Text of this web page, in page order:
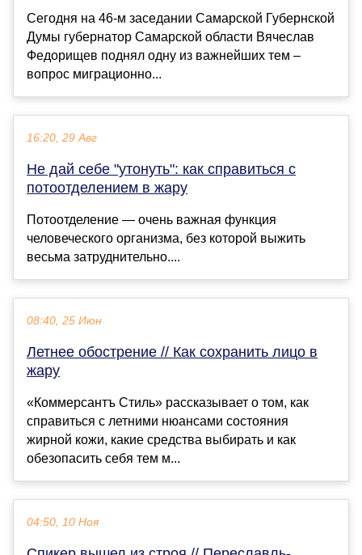
Сегодня на 46-м заседании Самарской Губернской
Думы губернатор Самарской области Вячеслав
Федорищев поднял одну из важнейших тем –
вопрос миграционно...
16:20, 29 Авг
Не дай себе "утонуть": как справиться с
потоотделением в жару
Потоотделение — очень важная функция
человеческого организма, без которой выжить
весьма затруднительно....
08:40, 25 Июн
Летнее обострение // Как сохранить лицо в
жару
«Коммерсантъ Стиль» рассказывает о том, как
справиться с летними нюансами состояния
жирной кожи, какие средства выбирать и как
обезопасить себя тем м...
04:50, 10 Ноя